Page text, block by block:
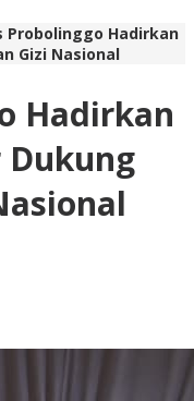
Probolinggo Hadirkan
Gizi Nasional
Hadirkan
Dukung